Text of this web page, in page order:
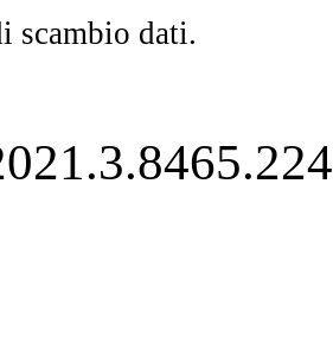
scambio dati.